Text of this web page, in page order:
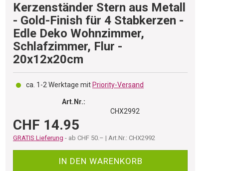
Kerzenständer Stern aus Metall
- Gold-Finish für 4 Stabkerzen -
Edle Deko Wohnzimmer,
Schlafzimmer, Flur -
20x12x20cm
ca. 1-2 Werktage mit Priority-Versand
Art.Nr.:
CHX2992
CHF 14.95
GRATIS Lieferung - ab CHF 50.– | Art.Nr.: CHX2992
IN DEN WARENKORB